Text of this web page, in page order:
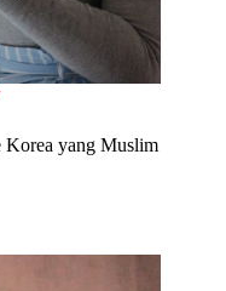
Korea yang Muslim